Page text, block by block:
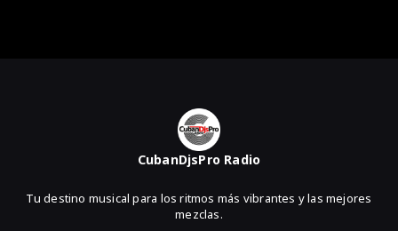
CubanDjsPro Radio
Tu destino musical para los ritmos más vibrantes y las mejores
mezclas.